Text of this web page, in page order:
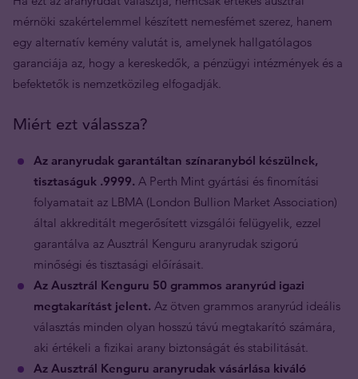
mérnöki szakértelemmel készített nemesfémet szerez, hanem
egy alternatív kemény valutát is, amelynek hallgatólagos
garanciája az, hogy a kereskedők, a pénzügyi intézmények és a
befektetők is nemzetközileg elfogadják.
Miért ezt válassza?
Az aranyrudak garantáltan színaranyból készülnek,
tisztaságuk .9999. A Perth Mint gyártási és finomítási
folyamatait az LBMA (London Bullion Market Association)
által akkreditált megerősített vizsgálói felügyelik, ezzel
garantálva az Ausztrál Kenguru aranyrudak szigorú
minőségi és tisztasági előírásait.
Az Ausztrál Kenguru 50 grammos aranyrúd igazi
megtakarítást jelent. Az ötven grammos aranyrúd ideális
választás minden olyan hosszú távú megtakarító számára,
aki értékeli a fizikai arany biztonságát és stabilitását.
Az Ausztrál Kenguru aranyrudak vásárlása kiváló